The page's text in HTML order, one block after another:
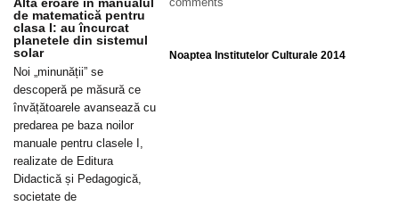
Noaptea Institutelor Culturale 2014
de matematică pentru
clasa I: au încurcat
planetele din sistemul
solar
Noi „minunății” se
descoperă pe măsură ce
învățătoarele avansează cu
predarea pe baza noilor
manuale pentru clasele I,
realizate de Editura
Didactică și Pedagogică,
societate de